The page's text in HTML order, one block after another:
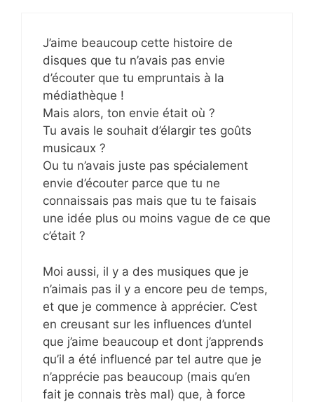
J’aime beaucoup cette histoire de
disques que tu n’avais pas envie
d’écouter que tu empruntais à la
médiathèque !
Mais alors, ton envie était où ?
Tu avais le souhait d’élargir tes goûts
musicaux ?
Ou tu n’avais juste pas spécialement
envie d’écouter parce que tu ne
connaissais pas mais que tu te faisais
une idée plus ou moins vague de ce que
c’était ?
Moi aussi, il y a des musiques que je
n’aimais pas il y a encore peu de temps,
et que je commence à apprécier. C’est
en creusant sur les influences d’untel
que j’aime beaucoup et dont j’apprends
qu’il a été influencé par tel autre que je
n’apprécie pas beaucoup (mais qu’en
fait je connais très mal) que, à force